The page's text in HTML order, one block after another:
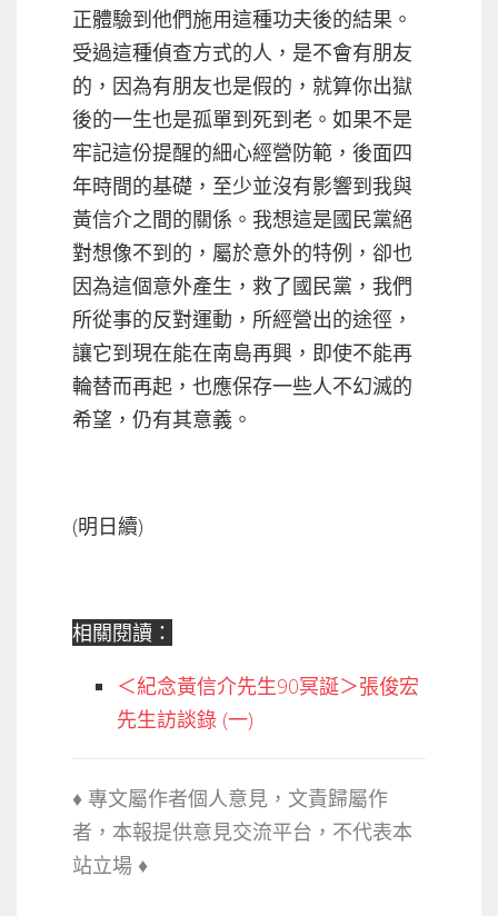
正體驗到他們施用這種功夫後的結果。
受過這種偵查方式的人，是不會有朋友
的，因為有朋友也是假的，就算你出獄
後的一生也是孤單到死到老。如果不是
牢記這份提醒的細心經營防範，後面四
年時間的基礎，至少並沒有影響到我與
黃信介之間的關係。我想這是國民黨絕
對想像不到的，屬於意外的特例，卻也
因為這個意外產生，救了國民黨，我們
所從事的反對運動，所經營出的途徑，
讓它到現在能在南島再興，即使不能再
輪替而再起，也應保存一些人不幻滅的
希望，仍有其意義。
(明日續)
相關閱讀：
＜紀念黃信介先生90冥誕＞張俊宏
先生訪談錄 (一)
♦ 專文屬作者個人意見，文責歸屬作
者，本報提供意見交流平台，不代表本
站立場 ♦